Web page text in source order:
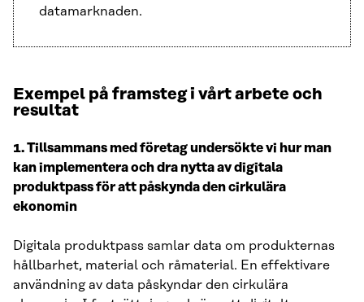
datamarknaden.
Exempel på framsteg i vårt arbete och
resultat
1. Tillsammans med företag undersökte vi hur man
kan implementera och dra nytta av digitala
produktpass för att påskynda den cirkulära
ekonomin
Digitala produktpass samlar data om produkternas
hållbarhet, material och råmaterial. En effektivare
användning av data påskyndar den cirkulära